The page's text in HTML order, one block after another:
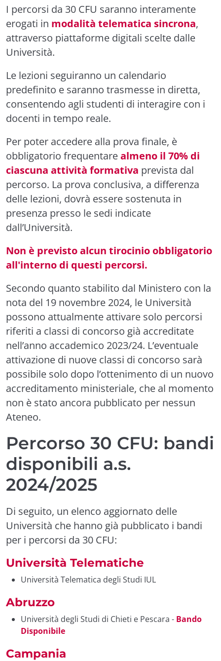
I percorsi da 30 CFU saranno interamente
erogati in modalità telematica sincrona,
attraverso piattaforme digitali scelte dalle
Università.
Le lezioni seguiranno un calendario
predefinito e saranno trasmesse in diretta,
consentendo agli studenti di interagire con i
docenti in tempo reale.
Per poter accedere alla prova finale, è
obbligatorio frequentarealmeno il 70% di
ciascuna attività formativa prevista dal
percorso. La prova conclusiva, a differenza
delle lezioni, dovrà essere sostenuta in
presenza presso le sedi indicate
dall’Università.
Non è previsto alcun tirocinio obbligatorio
all'interno di questi percorsi.
Secondo quanto stabilito dal Ministero con la
nota del 19 novembre 2024, le Università
possono attualmente attivare solo percorsi
riferiti a classi di concorso già accreditate
nell’anno accademico 2023/24. L’eventuale
attivazione di nuove classi di concorso sarà
possibile solo dopo l’ottenimento di un nuovo
accreditamento ministeriale, che al momento
non è stato ancora pubblicato per nessun
Ateneo.
Percorso 30 CFU: bandi
disponibili a.s.
2024/2025
Di seguito, un elenco aggiornato delle
Università che hanno già pubblicato i bandi
per i percorsi da 30 CFU:
Università Telematiche
Università Telematica degli Studi IUL
Abruzzo
Università degli Studi di Chieti e Pescara - Bando
Disponibile
Campania